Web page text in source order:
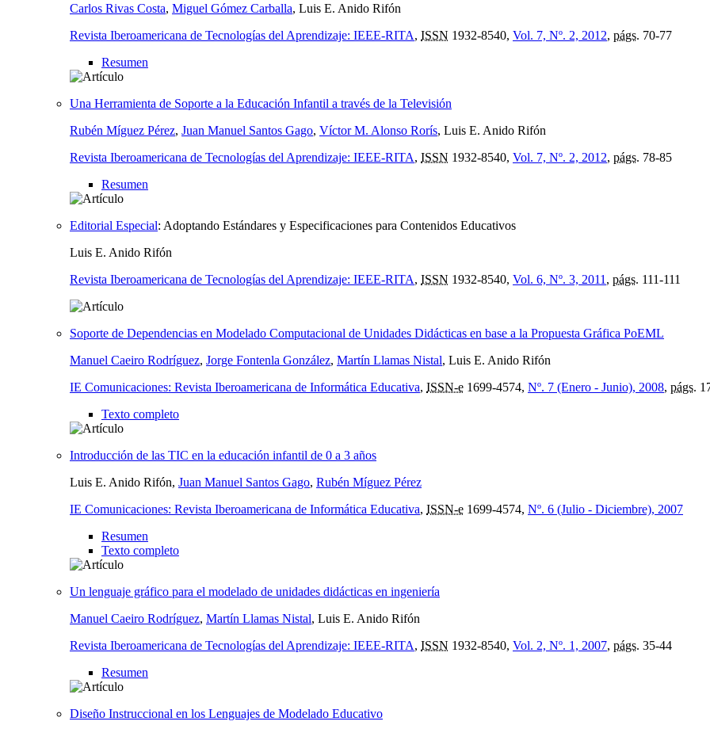
Carlos Rivas Costa, Miguel Gómez Carballa, Luis E. Anido Rifón
Revista Iberoamericana de Tecnologías del Aprendizaje: IEEE-RITA, ISSN 1932-8540, Vol. 7, Nº. 2, 2012, págs. 70-77
Resumen
Una Herramienta de Soporte a la Educación Infantil a través de la Televisión
Rubén Míguez Pérez, Juan Manuel Santos Gago, Víctor M. Alonso Rorís, Luis E. Anido Rifón
Revista Iberoamericana de Tecnologías del Aprendizaje: IEEE-RITA, ISSN 1932-8540, Vol. 7, Nº. 2, 2012, págs. 78-85
Resumen
Editorial Especial: Adoptando Estándares y Especificaciones para Contenidos Educativos
Luis E. Anido Rifón
Revista Iberoamericana de Tecnologías del Aprendizaje: IEEE-RITA, ISSN 1932-8540, Vol. 6, Nº. 3, 2011 , págs. 111-111
Soporte de Dependencias en Modelado Computacional de Unidades Didácticas en base a la Propuesta Gráfica PoEML
Manuel Caeiro Rodríguez, Jorge Fontenla González, Martín Llamas Nistal, Luis E. Anido Rifón
IE Comunicaciones: Revista Iberoamericana de Informática Educativa, ISSN-e 1699-4574, Nº. 7 (Enero - Junio), 2008, págs.
Texto completo
Introducción de las TIC en la educación infantil de 0 a 3 años
Luis E. Anido Rifón, Juan Manuel Santos Gago, Rubén Míguez Pérez
IE Comunicaciones: Revista Iberoamericana de Informática Educativa, ISSN-e 1699-4574, Nº. 6 (Julio - Diciembre), 2007
Resumen
Texto completo
Un lenguaje gráfico para el modelado de unidades didácticas en ingeniería
Manuel Caeiro Rodríguez, Martín Llamas Nistal, Luis E. Anido Rifón
Revista Iberoamericana de Tecnologías del Aprendizaje: IEEE-RITA, ISSN 1932-8540, Vol. 2, Nº. 1, 2007, págs. 35-44
Resumen
Diseño Instruccional en los Lenguajes de Modelado Educativo